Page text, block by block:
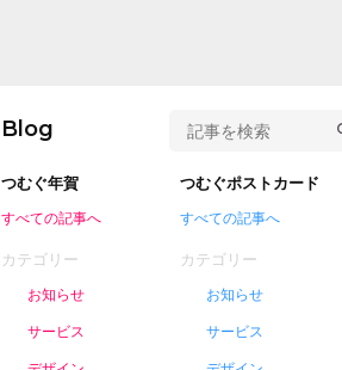
Blog
つむぐ年賀
すべての記事へ
カテゴリー
お知らせ
サービス
つむぐポストカード
すべての記事へ
カテゴリー
お知らせ
サービス